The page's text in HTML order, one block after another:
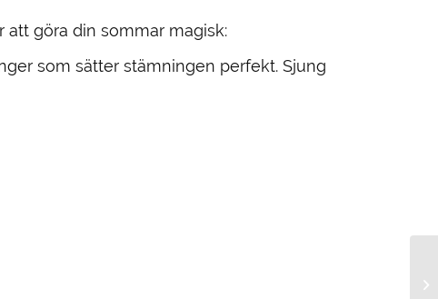
att göra din sommar magisk:
som sätter stämningen perfekt. Sjung